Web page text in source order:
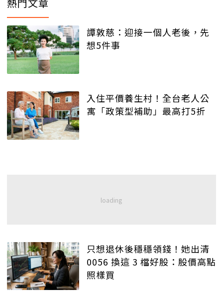
熱門文章
譚敦慈：迎接一個人老後，先
想5件事
入住平價養生村！全台老人公
寓「政策型補助」最高打5折
只想退休後穩穩領錢！她出清
0056 換這 3 檔好股：股價高點
照樣買